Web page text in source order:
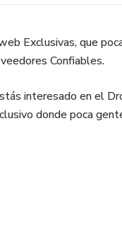
Exclusivas, que
Confiables.
interesado en el
donde poca